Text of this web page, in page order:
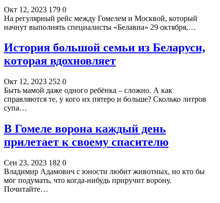
Окт 12, 2023 179 0
На регулярный рейс между Гомелем и Москвой, который
начнут выполнять специалисты «Белавиа» 29 октября,…
История большой семьи из Беларуси,
которая вдохновляет
Окт 12, 2023 252 0
Быть мамой даже одного ребёнка – сложно. А как
справляются те, у кого их пятеро и больше? Сколько литров
супа…
В Гомеле ворона каждый день
прилетает к своему спасителю
Сен 23, 2023 182 0
Владимир Адамович с юности любит животных, но кто бы
мог подумать, что когда-нибудь приручит ворону.
Почитайте…